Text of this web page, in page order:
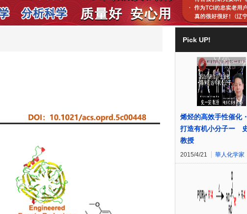
Pick UP!
烯烃的高效手性催化
打造有机小分子ー
教授
2015/4/21 華人化学家